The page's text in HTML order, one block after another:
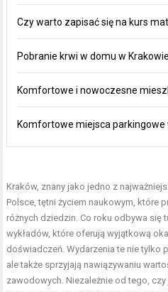
Czy warto zapisać się na kurs
Pobranie krwi w domu w Krakowie
Komfortowe i nowoczesne
Komfortowe miejsca parkingowe
Kraków, znany jako jedno z
Polsce, tętni życiem naukowym, które
różnych dziedzin. Co roku odbywa się
wykładów, które oferują wyjątkową
doświadczeń. Wydarzenia te nie tylko
ale także sprzyjają nawiązywaniu
zawodowych. Niezależnie od tego,